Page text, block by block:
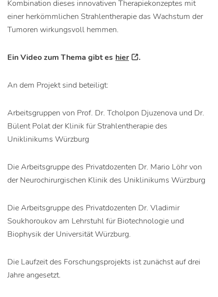
Kombination dieses innovativen Therapiekonzeptes mit
einer herkömmlichen Strahlentherapie das Wachstum der
Tumoren wirkungsvoll hemmen.
Ein Video zum Thema gibt es hier .
An dem Projekt sind beteiligt:
Arbeitsgruppen von Prof. Dr. Tcholpon Djuzenova und Dr.
Bülent Polat der Klinik für Strahlentherapie des
Uniklinikums Würzburg
Die Arbeitsgruppe des Privatdozenten Dr. Mario Löhr von
der Neurochirurgischen Klinik des Uniklinikums Würzburg
Die Arbeitsgruppe des Privatdozenten Dr. Vladimir
Soukhoroukov am Lehrstuhl für Biotechnologie und
Biophysik der Universität Würzburg.
Die Laufzeit des Forschungsprojekts ist zunächst auf drei
Jahre angesetzt.